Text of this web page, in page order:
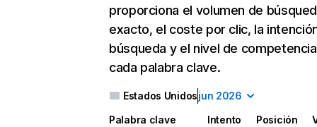
proporciona el volumen de
exacto, el coste por clic, la
búsqueda y el nivel de
cada palabra clave.
Estados Unidosjun 2026
Palabra clave Intento Posición